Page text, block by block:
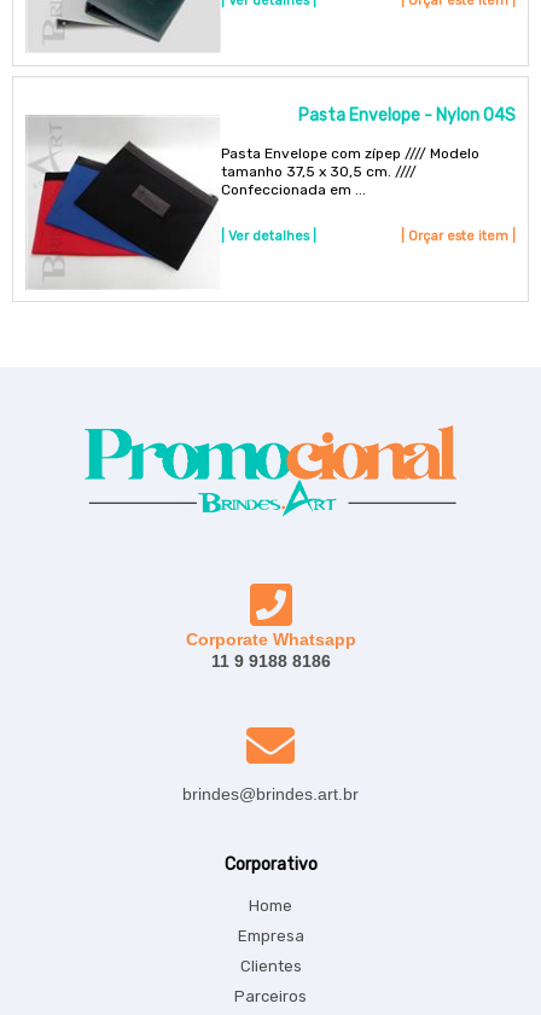
Pasta Envelope - Nylon 04S
Pasta Envelope com zípep //// Modelo
tamanho 37,5 x 30,5 cm. ////
Confeccionada em ...
| Ver detalhes | | Orçar este item |
Corporate Whatsapp
11 9 9188 8186
brindes@brindes.art.br
Corporativo
Home
Empresa
Clientes
Parceiros